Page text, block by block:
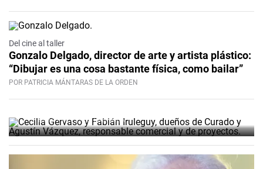
Del cine al taller
Gonzalo Delgado, director de arte y artista plástico:
“Dibujar es una cosa bastante física, como bailar”
POR PATRICIA MÁNTARAS DE LA ORDEN
Curado, un espacio en Ciudad
Vieja que acompaña el ritmo de
POR MARTINA PÉREZ BARRIOLA